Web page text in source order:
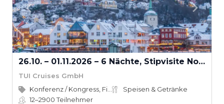
26.10. – 01.11.2026 – 6 Nächte, Stipvisite Norwegen
TUI Cruises GmbH
Speisen & Getränke
12–2900Teilnehmer